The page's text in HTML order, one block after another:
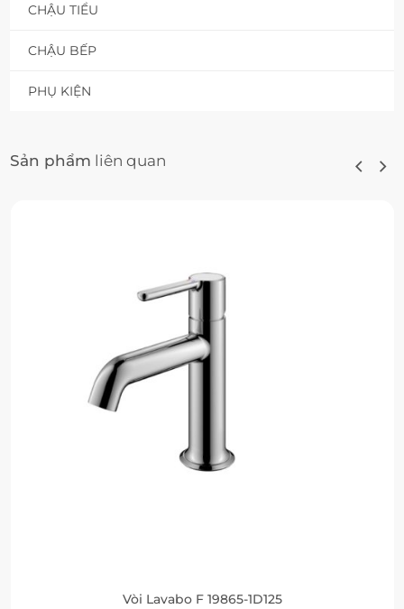
CHẬU TIỂU
CHẬU BẾP
PHỤ KIỆN
Sản phẩm liên quan
Vòi Lavabo F 19865-1D125